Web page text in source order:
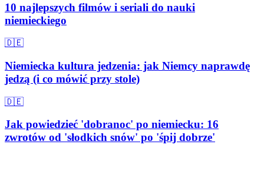
10 najlepszych filmów i seriali do nauki
niemieckiego
🇩🇪
Niemiecka kultura jedzenia: jak Niemcy naprawdę
jedzą (i co mówić przy stole)
🇩🇪
Jak powiedzieć 'dobranoc' po niemiecku: 16
zwrotów od 'słodkich snów' po 'śpij dobrze'